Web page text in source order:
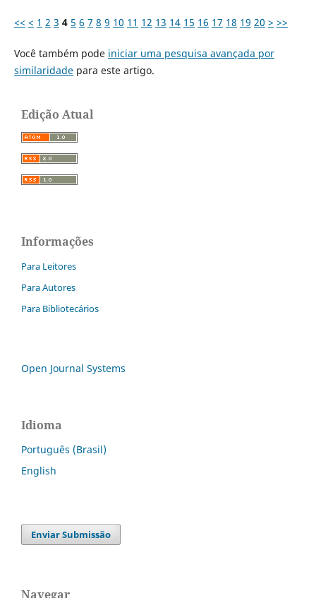
<< < 1 2 3 4 5 6 7 8 9 10 11 12 13 14 15 16 17 18 19 20 > >>
Você também pode iniciar uma pesquisa avançada por
similaridadepara este artigo.
Edição Atual
Informações
Para Leitores
Para Autores
Para Bibliotecários
Open Journal Systems
Idioma
Português (Brasil)
English
Enviar Submissão
Navegar